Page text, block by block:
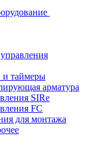
и таймеры
арматура
SIRe
FC
для монтажа